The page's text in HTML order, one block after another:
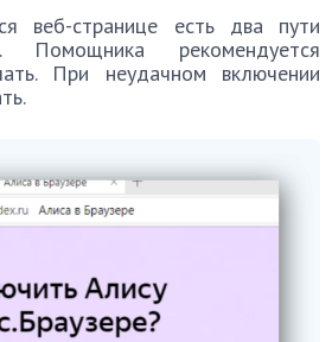
веб-странице есть два пути
Помощника рекомендуется
При неудачном включении